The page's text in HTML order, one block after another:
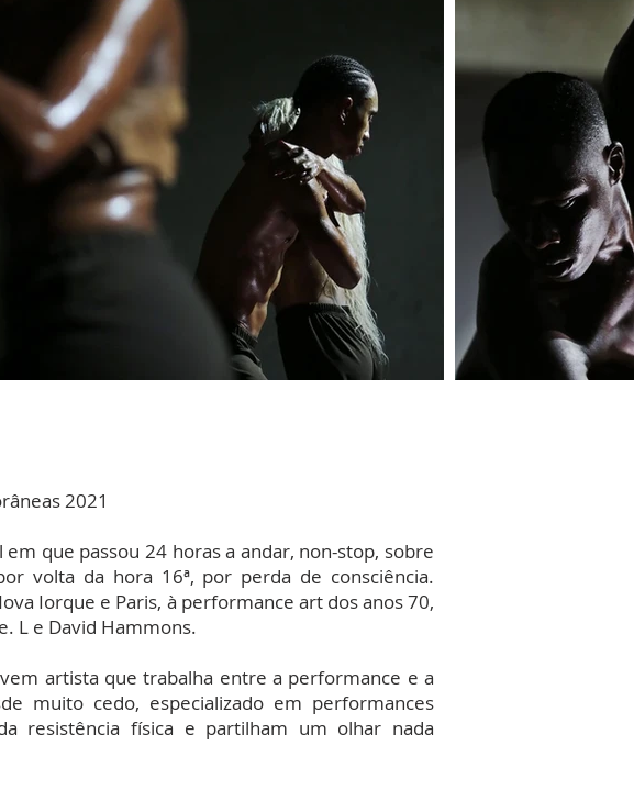
2021
que passou 24 horas a andar, non-stop, sobre
volta da hora 16ª, por perda de consciência.
Iorque e Paris, à performance art dos anos 70,
L e David Hammons.
artista que trabalha entre a performance e a
muito cedo, especializado em performances
resistência física e partilham um olhar nada